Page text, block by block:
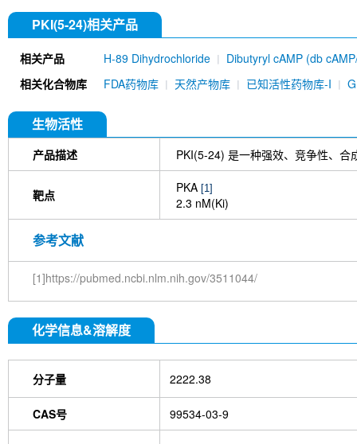
PKI(5-24)相关产品
相关产品 H-89 Dihydrochloride
Dibutyryl cAMP (db
相关化合物库 FDA药物库 天然产物库 已知活性药物库-I
生物活性
产品描述 PKI(5-24) 是一种强效、竞争性、合
靶点 PKA [1]
2.3 nM(Ki)
参考文献
[1]https://pubmed.ncbi.nlm.nih.gov/3511044/
化学信息&溶解度
分子量 2222.38
CAS号 99534-03-9